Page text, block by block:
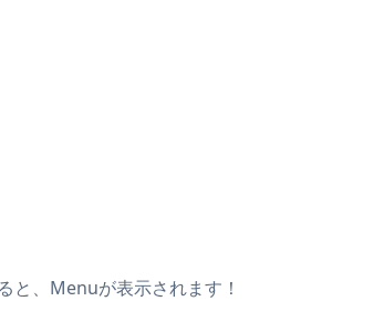
と、Menuが表示されます！